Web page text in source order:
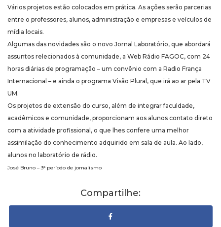
Vários projetos estão colocados em prática. As ações serão parcerias
entre o professores, alunos, administração e empresas e veículos de
mídia locais.
Algumas das novidades são o novo Jornal Laboratório, que abordará
assuntos relecionados à comunidade, a Web Rádio FAGOC, com 24
horas diárias de programação – um convênio com a Radio França
Internacional – e ainda o programa Visão Plural, que irá ao ar pela TV
UM.
Os projetos de extensão do curso, além de integrar faculdade,
acadêmicos e comunidade, proporcionam aos alunos contato direto
com a atividade profissional, o que lhes confere uma melhor
assimilação do conhecimento adquirido em sala de aula. Ao lado,
alunos no laboratório de rádio.
José Bruno – 3° período de jornalismo
Compartilhe: